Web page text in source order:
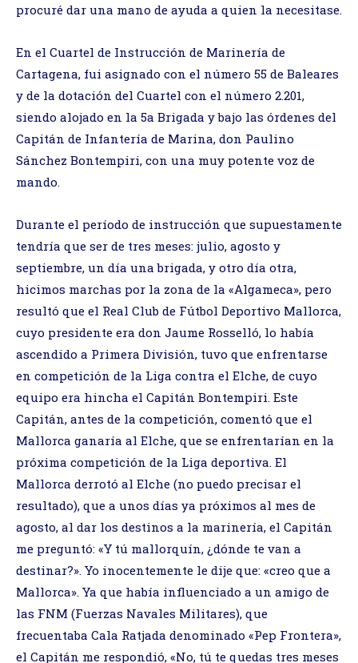
procuré dar una mano de ayuda a quien la necesitase.
En el Cuartel de Instrucción de Marinería de
Cartagena, fui asignado con el número 55 de Baleares
y de la dotación del Cuartel con el número 2.201,
siendo alojado en la 5a Brigada y bajo las órdenes del
Capitán de Infantería de Marina, don Paulino
Sánchez Bontempiri, con una muy potente voz de
mando.
Durante el período de instrucción que supuestamente
tendría que ser de tres meses: julio, agosto y
septiembre, un día una brigada, y otro día otra,
hicimos marchas por la zona de la «Algameca», pero
resultó que el Real Club de Fútbol Deportivo Mallorca,
cuyo presidente era don Jaume Rosselló, lo había
ascendido a Primera División, tuvo que enfrentarse
en competición de la Liga contra el Elche, de cuyo
equipo era hincha el Capitán Bontempiri. Este
Capitán, antes de la competición, comentó que el
Mallorca ganaría al Elche, que se enfrentarían en la
próxima competición de la Liga deportiva. El
Mallorca derrotó al Elche (no puedo precisar el
resultado), que a unos días ya próximos al mes de
agosto, al dar los destinos a la marinería, el Capitán
me preguntó: «Y tú mallorquín, ¿dónde te van a
destinar?». Yo inocentemente le dije que: «creo que a
Mallorca». Ya que había influenciado a un amigo de
las FNM (Fuerzas Navales Militares), que
frecuentaba Cala Ratjada denominado «Pep Frontera»,
el Capitán me respondió, «No, tú te quedas tres meses